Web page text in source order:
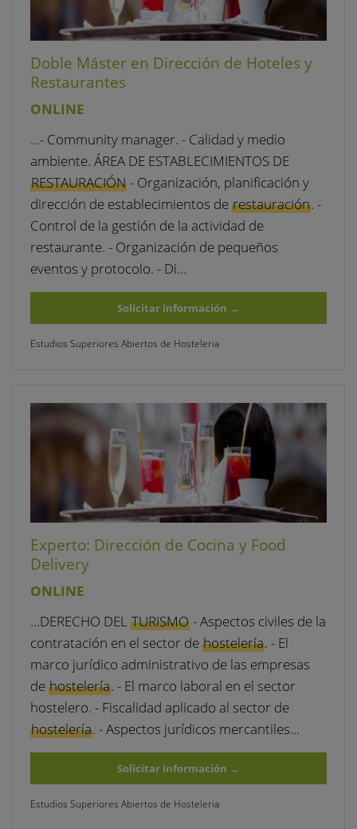
Doble Máster en Dirección de Hoteles y
Restaurantes
ONLINE
…- Community manager. - Calidad y medio
ambiente. ÁREA DE ESTABLECIMIENTOS DE
RESTAURACIÓN- Organización, planificación y
dirección de establecimientos de restauración. -
Control de la gestión de la actividad de
restaurante. - Organización de pequeños
eventos y protocolo. - Di…
Solicitar información →
Estudios Superiores Abiertos de Hosteleria
Experto: Dirección de Cocina y Food
Delivery
ONLINE
…DERECHO DEL TURISMO- Aspectos civiles de la
contratación en el sector de hostelería. - El
marco jurídico administrativo de las empresas
de hostelería. - El marco laboral en el sector
hostelero. - Fiscalidad aplicado al sector de
hostelería. - Aspectos jurídicos mercantiles…
Solicitar información →
Estudios Superiores Abiertos de Hosteleria